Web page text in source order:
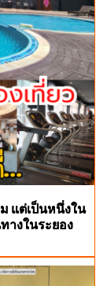
แต่เป็นหนึ่งใน
างในระยอง